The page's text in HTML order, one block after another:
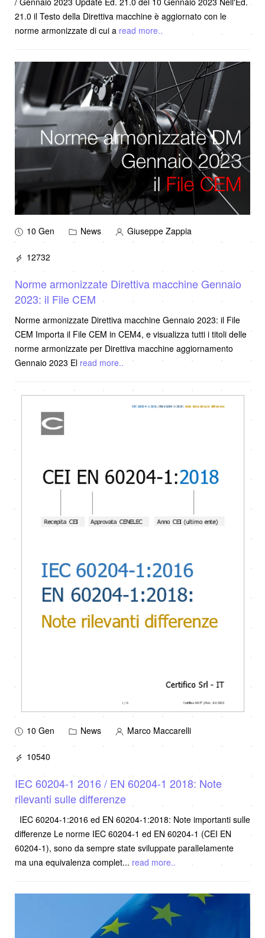
21.0 il Testo della Direttiva macchine è aggiornato con le
norme armonizzate di cui a read more..
10 Gen News Giuseppe Zappia
12732
Norme armonizzate Direttiva macchine Gennaio
2023: il File CEM
Norme armonizzate Direttiva macchine Gennaio 2023: il File
CEM Importa il File CEM in CEM4, e visualizza tutti i titoli delle
norme armonizzate per Direttiva macchine aggiornamento
Gennaio 2023 El read more..
10 Gen News Marco Maccarelli
10540
IEC 60204-1 2016 / EN 60204-1 2018: Note
rilevanti sulle differenze
IEC 60204-1:2016 ed EN 60204-1:2018: Note importanti sulle
differenze Le norme IEC 60204-1 ed EN 60204-1 (CEI EN
60204-1), sono da sempre state sviluppate parallelamente
ma una equivalenza complet... read more..